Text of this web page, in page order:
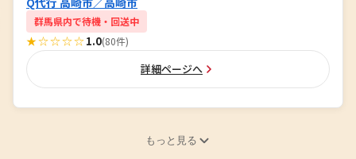
群馬県内で待機・回送中
★☆☆☆☆1.0(80件)
詳細ページへ
もっと見る